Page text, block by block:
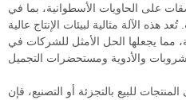
على الحاويات الأسطوانية، بما في
هذه الآلة مثالية لبيئات الإنتاج عالية
مما يجعلها الحل الأمثل للشركات في
للبيع بالتجزئة أو التصنيع، فإن